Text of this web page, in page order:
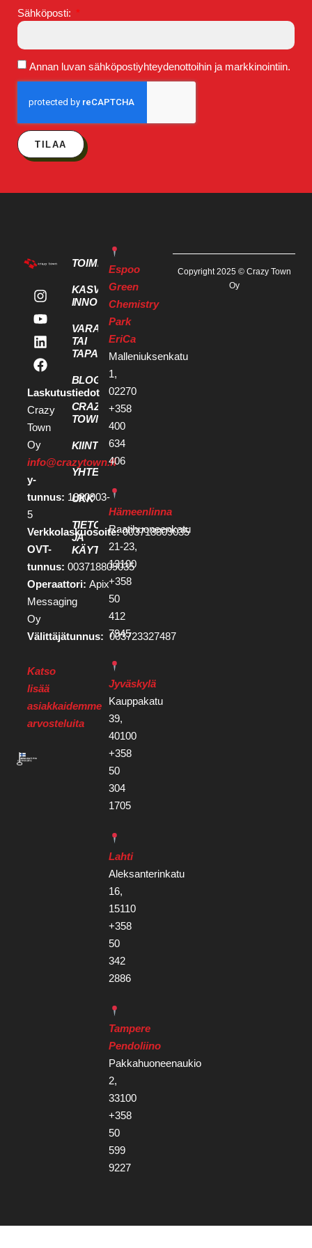
Sähköposti:
Annan luvan sähköpostiyhteydenottoihin ja markkinointiin.
TILAA
Laskutustiedot
Crazy
Town
Oy
info@crazytown.fi
y-
tunnus: 1880903-
5
Verkkolaskuosoite:003718809035
OVT-
tunnus: 003718809035
Operaattori: Apix
Messaging
Oy
Välittäjätunnus: 003723327487
Katso
lisää
asiakkaidemme
arvosteluita
TOIMITILAT
KASVU- JA
INNOVAATIOPALVELUT
VARAA KOKOUS
TAI
TAPAHTUMATILA
BLOGI
CRAZY
TOWN
KIINTEISTÖKEHITTÄJILLE
YHTEYSTIEDOT
UKK
TIETOSUOJA
JA
KÄYTTÖEHDOT
Espoo
Green
Chemistry
Park
EriCa
Malleniuksenkatu
1,
02270
+358
400
634
406
Hämeenlinna
Raatihuoneenkatu
21-23,
13100
+358
50
412
7945
Jyväskylä
Kauppakatu
39,
40100
+358
50
304
1705
Lahti
Aleksanterinkatu
16,
15110
+358
50
342
2886
Tampere
Pendoliino
Pakkahuoneenaukio
2,
33100
+358
50
599
9227
Copyright 2025 © Crazy Town
Oy